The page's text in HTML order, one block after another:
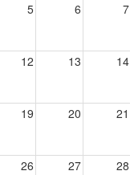
5 6 7
12 13 14
19 20 21
26 27 28